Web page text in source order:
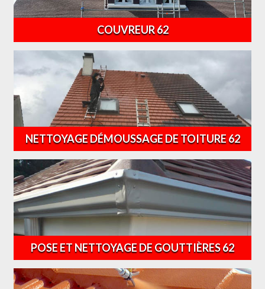
COUVREUR 62
NETTOYAGE DÉMOUSSAGE DE TOITURE 62
POSE ET NETTOYAGE DE GOUTTIÈRES 62